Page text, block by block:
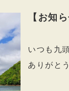
【お知ら
いつも九
ありがと